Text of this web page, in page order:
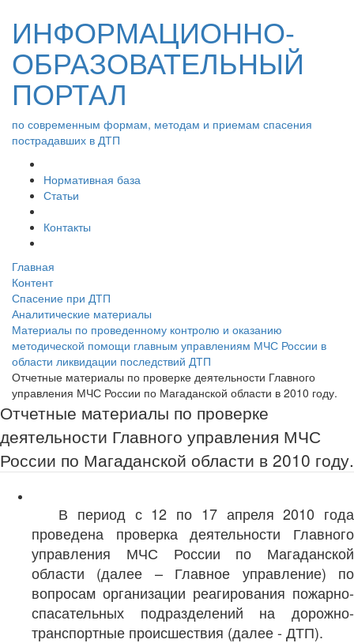
ИНФОРМАЦИОННО-
ОБРАЗОВАТЕЛЬНЫЙ
ПОРТАЛ
по современным формам, методам и приемам спасения
пострадавших в ДТП
Нормативная база
Статьи
Контакты
Главная
Контент
Спасение при ДТП
Аналитические материалы
Материалы по проведенному контролю и оказанию
методической помощи главным управлениям МЧС России в
области ликвидации последствий ДТП
Отчетные материалы по проверке деятельности Главного
управления МЧС России по Магаданской области в 2010 году.
Отчетные материалы по проверке
деятельности Главного управления МЧС
России по Магаданской области в 2010 году.
В период с 12 по 17 апреля 2010 года
проведена проверка деятельности Главного
управления МЧС России по Магаданской
области (далее – Главное управление) по
вопросам организации реагирования пожарно-
спасательных подразделений на дорожно-
транспортные происшествия (далее - ДТП).